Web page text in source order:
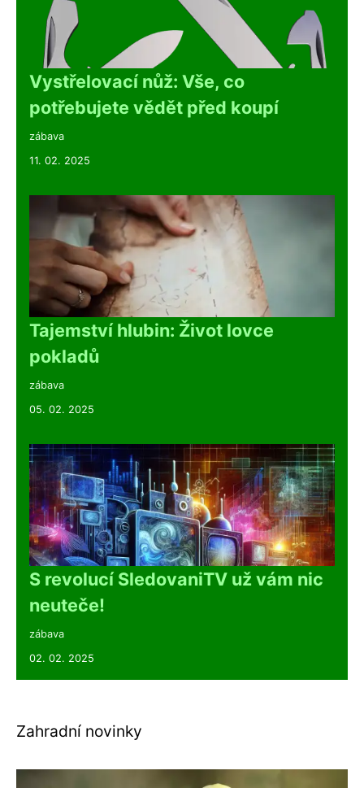
Vystřelovací nůž: Vše, co
potřebujete vědět před koupí
zábava
11. 02. 2025
Tajemství hlubin: Život lovce
pokladů
zábava
05. 02. 2025
S revolucí SledovaniTV už vám nic
neuteče!
zábava
02. 02. 2025
Zahradní novinky